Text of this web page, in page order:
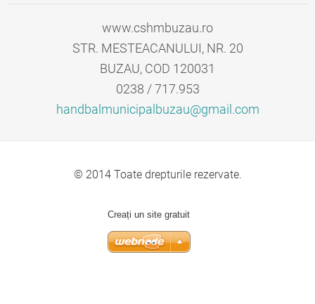
www.cshmbuzau.ro
STR. MESTEACANULUI, NR. 20
BUZAU, COD 120031
0238 / 717.953
handbalmunicipal buzau@gmail.com
© 2014 Toate drepturile rezervate.
Creați un site gratuit